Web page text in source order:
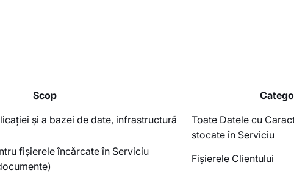
Scop
și a bazei de date, infrastructură
Toate Datele cu
stocate în Serviciu
fișierele încărcate în Serviciu
Fișierele Clientului